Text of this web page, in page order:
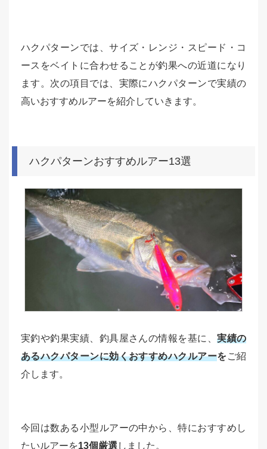
ハクパターンでは、サイズ・レンジ・スピード・コ
ースをベイトに合わせることが釣果への近道になり
ます。次の項目では、実際にハクパターンで実績の
高いおすすめルアーを紹介していきます。
ハクパターンおすすめルアー13選
実釣や釣果実績、釣具屋さんの情報を基に、実績の
あるハクパターンに効くおすすめハクルアーを ご紹
介します。
今回は数ある小型ルアーの中から、特におすすめし
たいルアーを13個厳選 しました。